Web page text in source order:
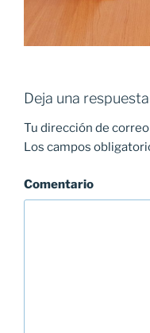
Deja una respuesta
Tu dirección de
Los campos
Comentario